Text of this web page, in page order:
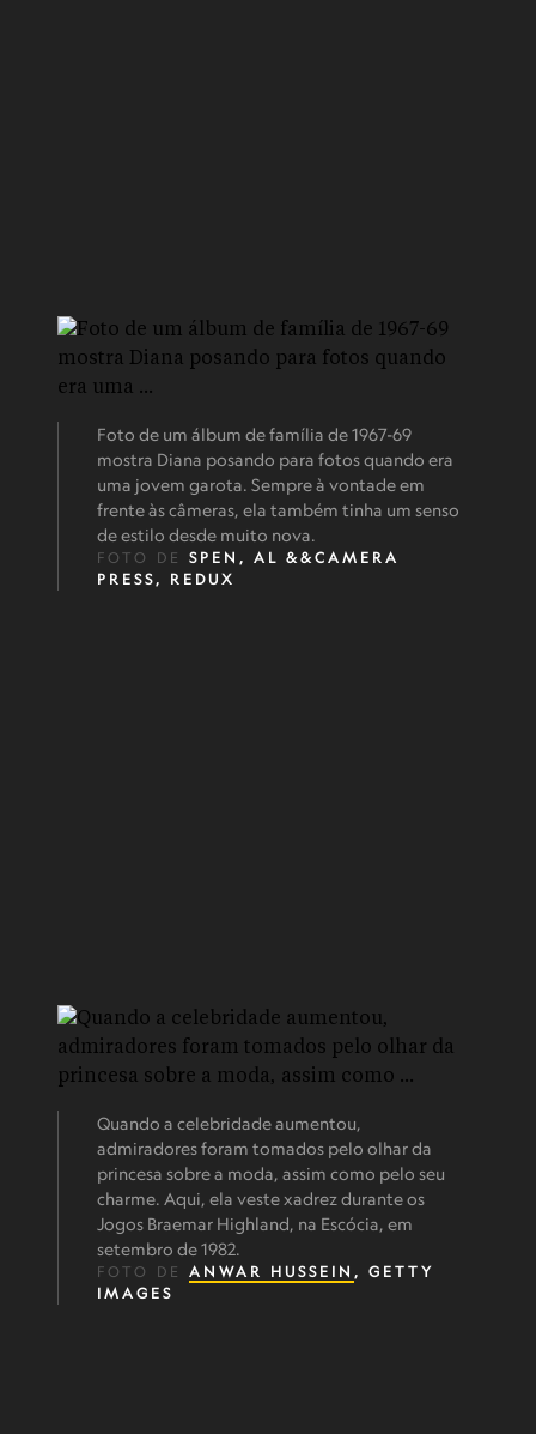
Foto de um álbum de família de 1967-69
mostra Diana posando para fotos quando era
uma jovem garota. Sempre à vontade em
frente às câmeras, ela também tinha um senso
de estilo desde muito nova.
FOTO DE SPEN, AL &&CAMERA
PRESS, REDUX
Quando a celebridade aumentou,
admiradores foram tomados pelo olhar da
princesa sobre a moda, assim como pelo seu
charme. Aqui, ela veste xadrez durante os
Jogos Braemar Highland, na Escócia, em
setembro de 1982.
FOTO DE ANWAR HUSSEIN , GETTY
IMAGES